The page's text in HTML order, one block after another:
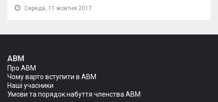
Середа, 11 жовтня 2017
АВМ
Про АВМ
Чому варто вступити в АВМ
Наші учасники
Умови та порядок набуття членства АВМ